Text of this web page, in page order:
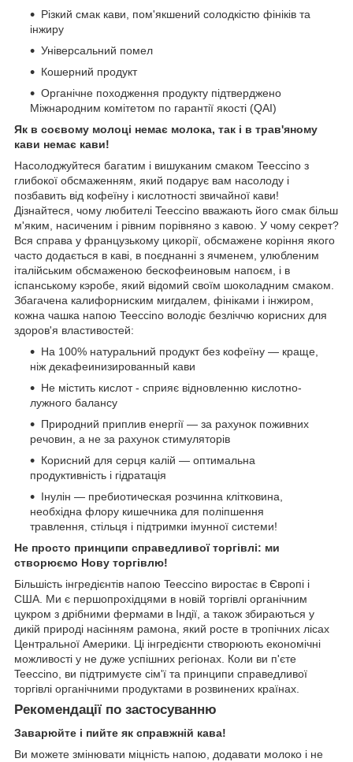
Різкий смак кави, пом'якшений солодкістю фініків та
інжиру
Універсальний помел
Кошерний продукт
Органічне походження продукту підтверджено
Міжнародним комітетом по гарантії якості (QAI)
Як в соєвому молоці немає молока, так і в трав'яному
кави немає кави!
Насолоджуйтеся багатим і вишуканим смаком Teeccino з
глибокої обсмаженням, який подарує вам насолоду і
позбавить від кофеїну і кислотності звичайної кави!
Дізнайтеся, чому любителі Teeccino вважають його смак більш
м'яким, насиченим і рівним порівняно з кавою. У чому секрет?
Вся справа у французькому цикорії, обсмажене коріння якого
часто додається в каві, в поєднанні з ячменем, улюбленим
італійським обсмаженою бескофеиновым напоєм, і в
іспанському кэробе, який відомий своїм шоколадним смаком.
Збагачена калифорниским мигдалем, фініками і інжиром,
кожна чашка напою Teeccino володіє безліччю корисних для
здоров'я властивостей:
На 100% натуральний продукт без кофеїну — краще,
ніж декафеинизированный кави
Не містить кислот - сприяє відновленню кислотно-
лужного балансу
Природний приплив енергії — за рахунок поживних
речовин, а не за рахунок стимуляторів
Корисний для серця калій — оптимальна
продуктивність і гідратація
Інулін — пребиотическая розчинна клітковина,
необхідна флору кишечника для поліпшення
травлення, стільця і підтримки імунної системи!
Не просто принципи справедливої торгівлі: ми
створюємо Нову торгівлю!
Більшість інгредієнтів напою Teeccino виростає в Європі і
США. Ми є першопрохідцями в новій торгівлі органічним
цукром з дрібними фермами в Індії, а також збираються у
дикій природі насінням рамона, який росте в тропічних лісах
Центральної Америки. Ці інгредієнти створюють економічні
можливості у не дуже успішних регіонах. Коли ви п'єте
Teeccino, ви підтримуєте сім'ї та принципи справедливої
торгівлі органічними продуктами в розвинених країнах.
Рекомендації по застосуванню
Заварюйте і пийте як справжній кава!
Ви можете змінювати міцність напою, додавати молоко і не